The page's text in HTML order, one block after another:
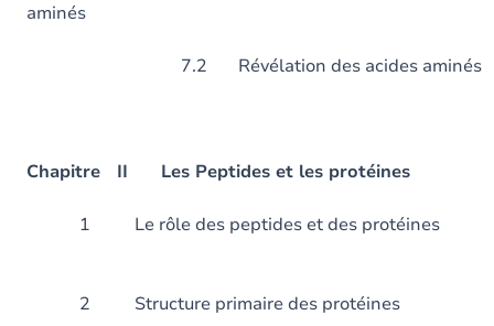
aminés
7.2 Révélation des acides aminés
Chapitre II Les Peptides et les protéines
1 Le rôle des peptides et
2 Structure primaire